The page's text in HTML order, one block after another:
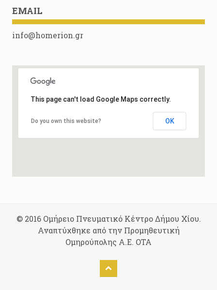
EMAIL
info@homerion.gr
This page can't load Google Maps correctly.
Do you own this website? OK
© 2016 Ομήρειο Πνευματικό Κέντρο Δήμου Χίου.
Αναπτύχθηκε από την Προμηθευτική
Ομηρούπολης Α.Ε. ΟΤΑ